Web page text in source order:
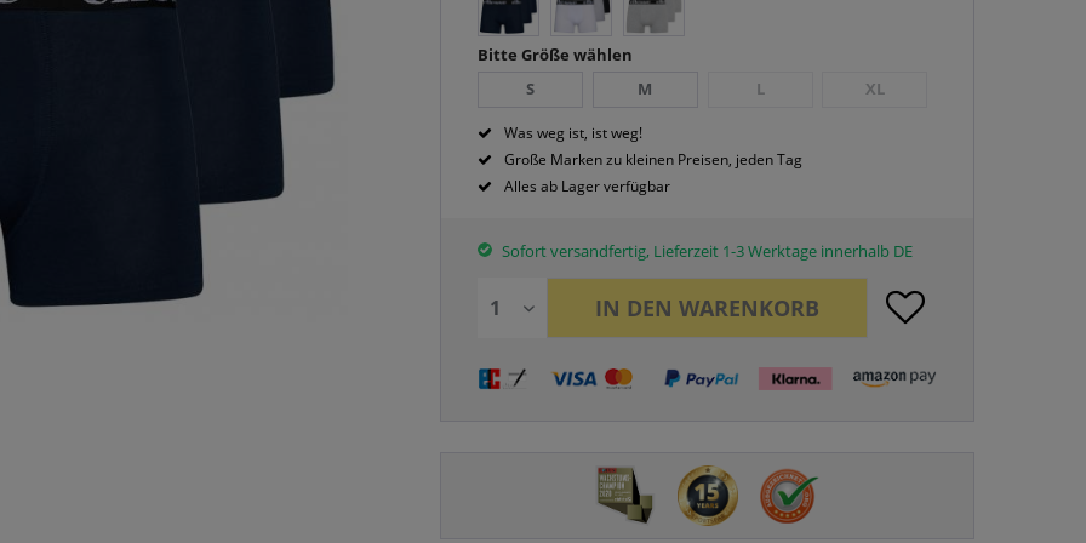
Bitte Größe wählen
S
M L XL
Was weg ist, ist weg!
Große Marken zu kleinen Preisen, jeden Tag
Alles ab Lager verfügbar
Sofort versandfertig, Lieferzeit 1-3 Werktage innerhalb DE
IN DEN WARENKORB